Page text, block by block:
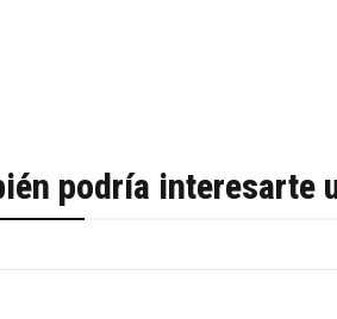
podría interesarte